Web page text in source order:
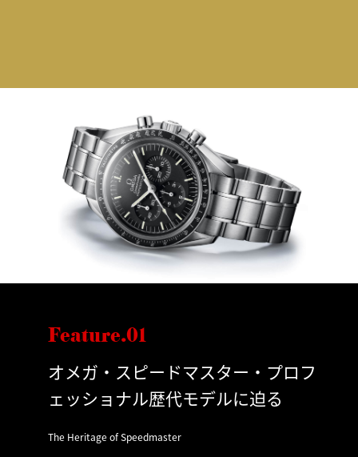
Feature.01
オメガ・スピードマスター・プロフ
ェッショナル歴代モデルに迫る
The Heritage of Speedmaster